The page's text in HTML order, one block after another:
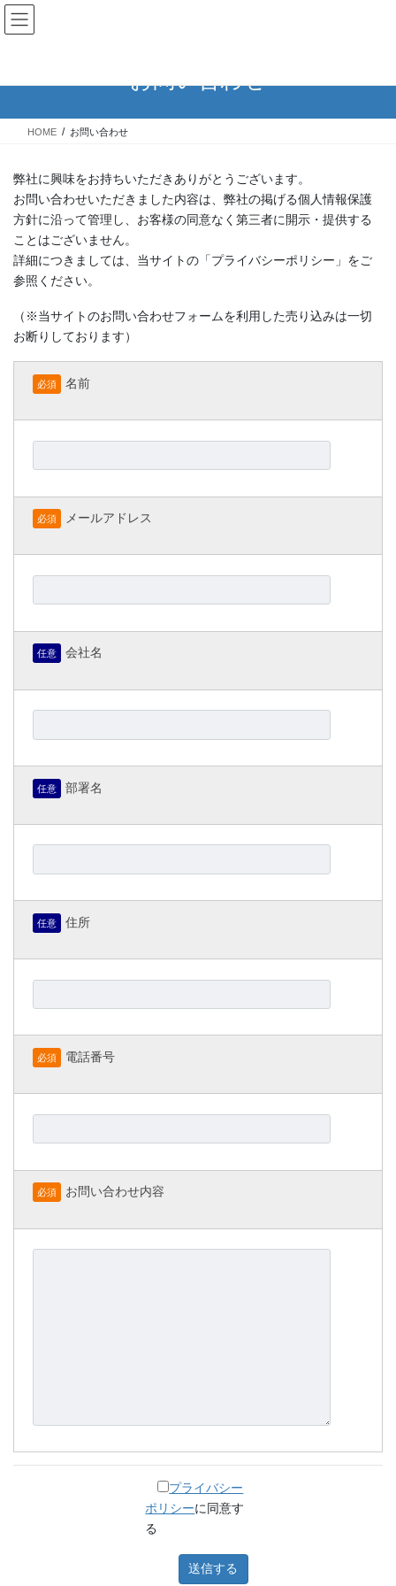
コ
ン
ツ
ス
ナ
ビ
シ
ン
お問い合わせ
HOME お問い合わせ
弊社に興味をお持ちいただきありがとうございます。
お問い合わせいただきました内容は、弊社の掲げる個人情報保護
方針に沿って管理し、お客様の同意なく第三者に開示・提供する
ことはございません。
詳細につきましては、当サイトの「プライバシーポリシー」をご
参照ください。
（※当サイトのお問い合わせフォームを利用した売り込みは一切
お断りしております）
必須 名前
必須 メールアドレス
任意 会社名
任意 部署名
任意 住所
必須 電話番号
必須 お問い合わせ内容
プライバシー
ポリシーに同意す
る